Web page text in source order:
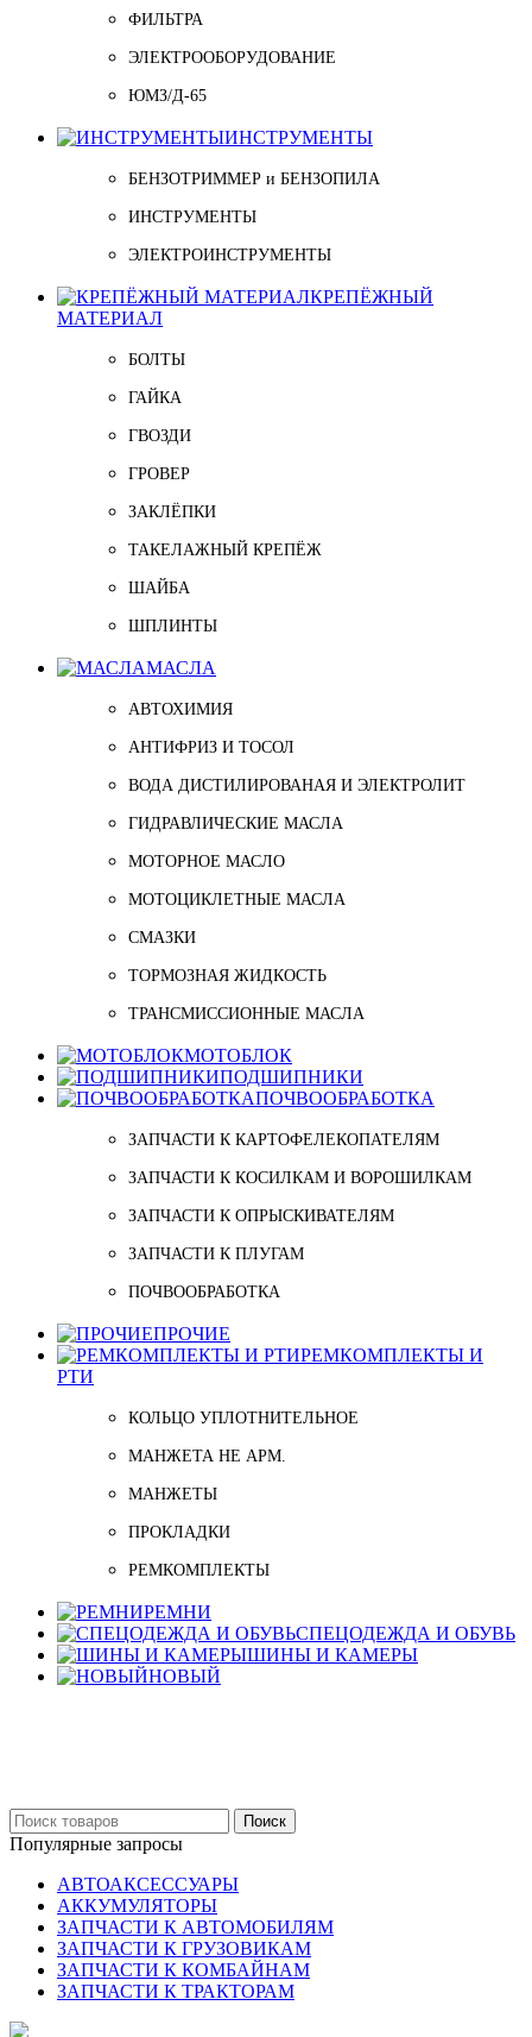
ФИЛЬТРА
ЭЛЕКТРООБОРУДОВАНИЕ
ЮМЗ/Д-65
ИНСТРУМЕНТЫ
БЕНЗОТРИММЕР и БЕНЗОПИЛА
ИНСТРУМЕНТЫ
ЭЛЕКТРОИНСТРУМЕНТЫ
КРЕПЁЖНЫЙ
МАТЕРИАЛ
БОЛТЫ
ГАЙКА
ГВОЗДИ
ГРОВЕР
ЗАКЛЁПКИ
ТАКЕЛАЖНЫЙ КРЕПЁЖ
ШАЙБА
ШПЛИНТЫ
МАСЛА
АВТОХИМИЯ
АНТИФРИЗ И ТОСОЛ
ВОДА ДИСТИЛИРОВАНАЯ И ЭЛЕКТРОЛИТ
ГИДРАВЛИЧЕСКИЕ МАСЛА
МОТОРНОЕ МАСЛО
МОТОЦИКЛЕТНЫЕ МАСЛА
СМАЗКИ
ТОРМОЗНАЯ ЖИДКОСТЬ
ТРАНСМИССИОННЫЕ МАСЛА
МОТОБЛОК
ПОДШИПНИКИ
ПОЧВООБРАБОТКА
ЗАПЧАСТИ К КАРТОФЕЛЕКОПАТЕЛЯМ
ЗАПЧАСТИ К КОСИЛКАМ И ВОРОШИЛКАМ
ЗАПЧАСТИ К ОПРЫСКИВАТЕЛЯМ
ЗАПЧАСТИ К ПЛУГАМ
ПОЧВООБРАБОТКА
ПРОЧИЕ
РЕМКОМПЛЕКТЫ И
РТИ
КОЛЬЦО УПЛОТНИТЕЛЬНОЕ
МАНЖЕТА НЕ АРМ.
МАНЖЕТЫ
ПРОКЛАДКИ
РЕМКОМПЛЕКТЫ
РЕМНИ
СПЕЦОДЕЖДА И ОБУВЬ
ШИНЫ И КАМЕРЫ
НОВЫЙ
Поиск
Популярные запросы
АВТОАКСЕССУАРЫ
АККУМУЛЯТОРЫ
ЗАПЧАСТИ К АВТОМОБИЛЯМ
ЗАПЧАСТИ К ГРУЗОВИКАМ
ЗАПЧАСТИ К КОМБАЙНАМ
ЗАПЧАСТИ К ТРАКТОРАМ